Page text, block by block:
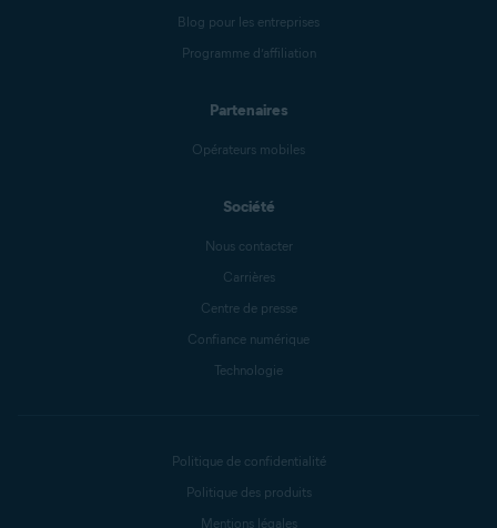
Blog pour les entreprises
Programme d’affiliation
Partenaires
Opérateurs mobiles
Société
Nous contacter
Carrières
Centre de presse
Confiance numérique
Technologie
Politique de confidentialité
Politique des produits
Mentions légales